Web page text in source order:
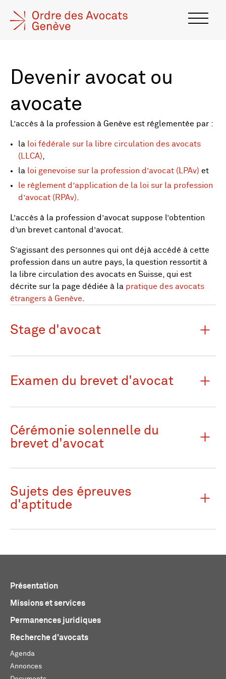
Devenir avocat ou
avocate
L’accès à la profession à Genève est réglementée par :
la
loi fédérale sur la libre circulation des avocats
(LLCA)
la
loi genevoise sur la profession d’avocat (LPAv) et
le règlement d’application de la loi sur la profession
d’avocat (RPAv)
L’accès à la profession d’avocat suppose l’obtention
d’un brevet cantonal d’avocat.
S’agissant des personnes qui ont déjà accédé à cette
profession dans un autre pays, la question ressortit à
la libre circulation des avocats en Suisse, qui est
décrite sur la page dédiée à la pratique des avocats
étrangers à Genève
Stage d'avocat
Examen du brevet d'avocat
Cérémonie solennelle du
brevet d'avocat
Sujets des épreuves
d'aptitude
Présentation
Missions et services
Permanences juridiques
Recherche d'avocats
Agenda
Annonces